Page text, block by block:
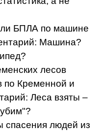
БПЛА по машине
Машина?
лесов
по Кременной и
Леса взяты –
спасения людей из